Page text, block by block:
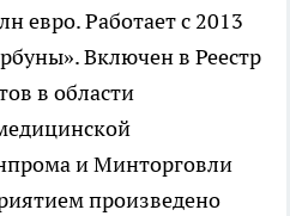
евро. Работает с 2013
Включен в Реестр
в области
и Минторговли
произведено